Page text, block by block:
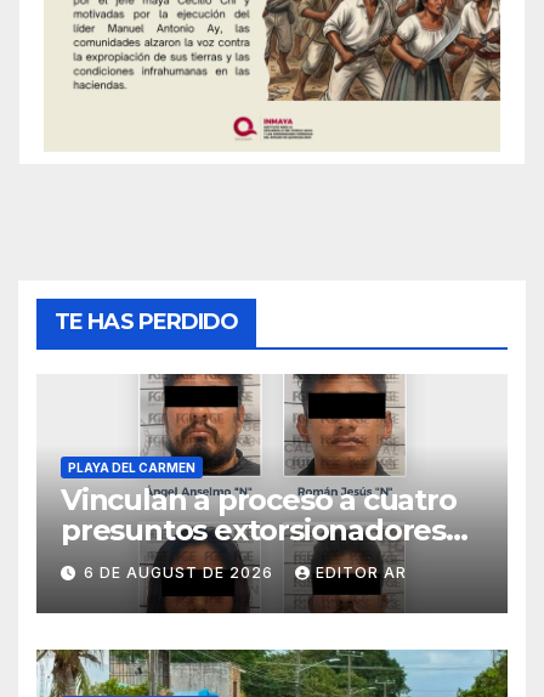
TE HAS PERDIDO
PLAYA DEL CARMEN
Vinculan a proceso a cuatro
presuntos extorsionadores
en Playa del Carmen
6 DE AUGUST DE 2026 EDITOR AR